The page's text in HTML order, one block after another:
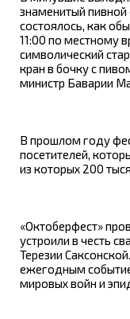
знаменитый пивной
состоялось, как
11:00 по местному
символический
кран в бочку с
министр Баварии
В прошлом году
посетителей,
из которых 200
«Октоберфест»
устроили в честь
Терезии
ежегодным
мировых войн и